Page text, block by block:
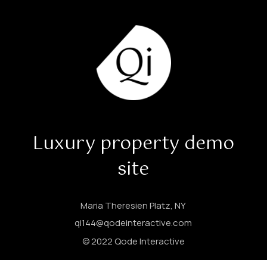
Luxury property demo
site
Maria Theresien Platz, NY
qi144@qodeinteractive.com
© 2022Qode Interactive